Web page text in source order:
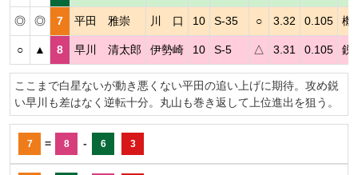
◎ ◎ 7 平田 雅崇 川 口 10 S-35 ○ 3.32 0.105 機
○ ▲ 8 早川 清太郎 伊勢崎 10 S-5 △ 3.31 0.105 鋭
ここまで白星ないが動き悪くない平田の追い上げに期待。攻め鋭
い早川も差はなく逆転十分。丸山も巻き返して上位進出を狙う。
7 = 8 - 6 3